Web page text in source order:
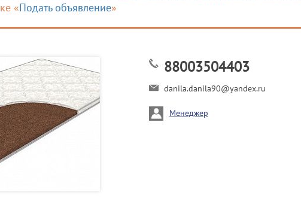
«Подать объявление»
88003504403
danila.danila90@yandex.ru
Менеджер